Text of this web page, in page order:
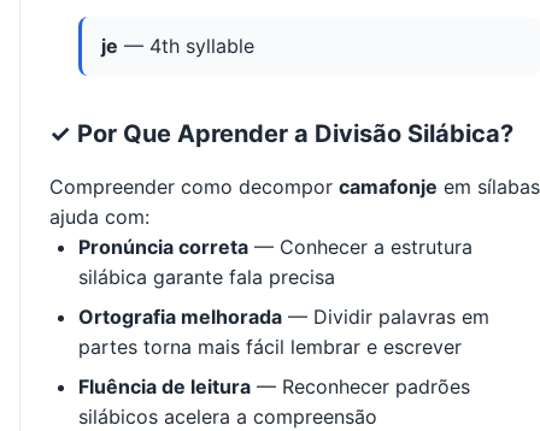
je — 4th syllable
✓ Por Que Aprender a Divisão Silábica?
Compreender como decompor camafonje em sílabas
ajuda com:
Pronúncia correta — Conhecer a estrutura
silábica garante fala precisa
Ortografia melhorada — Dividir palavras em
partes torna mais fácil lembrar e escrever
Fluência de leitura — Reconhecer padrões
silábicos acelera a compreensão